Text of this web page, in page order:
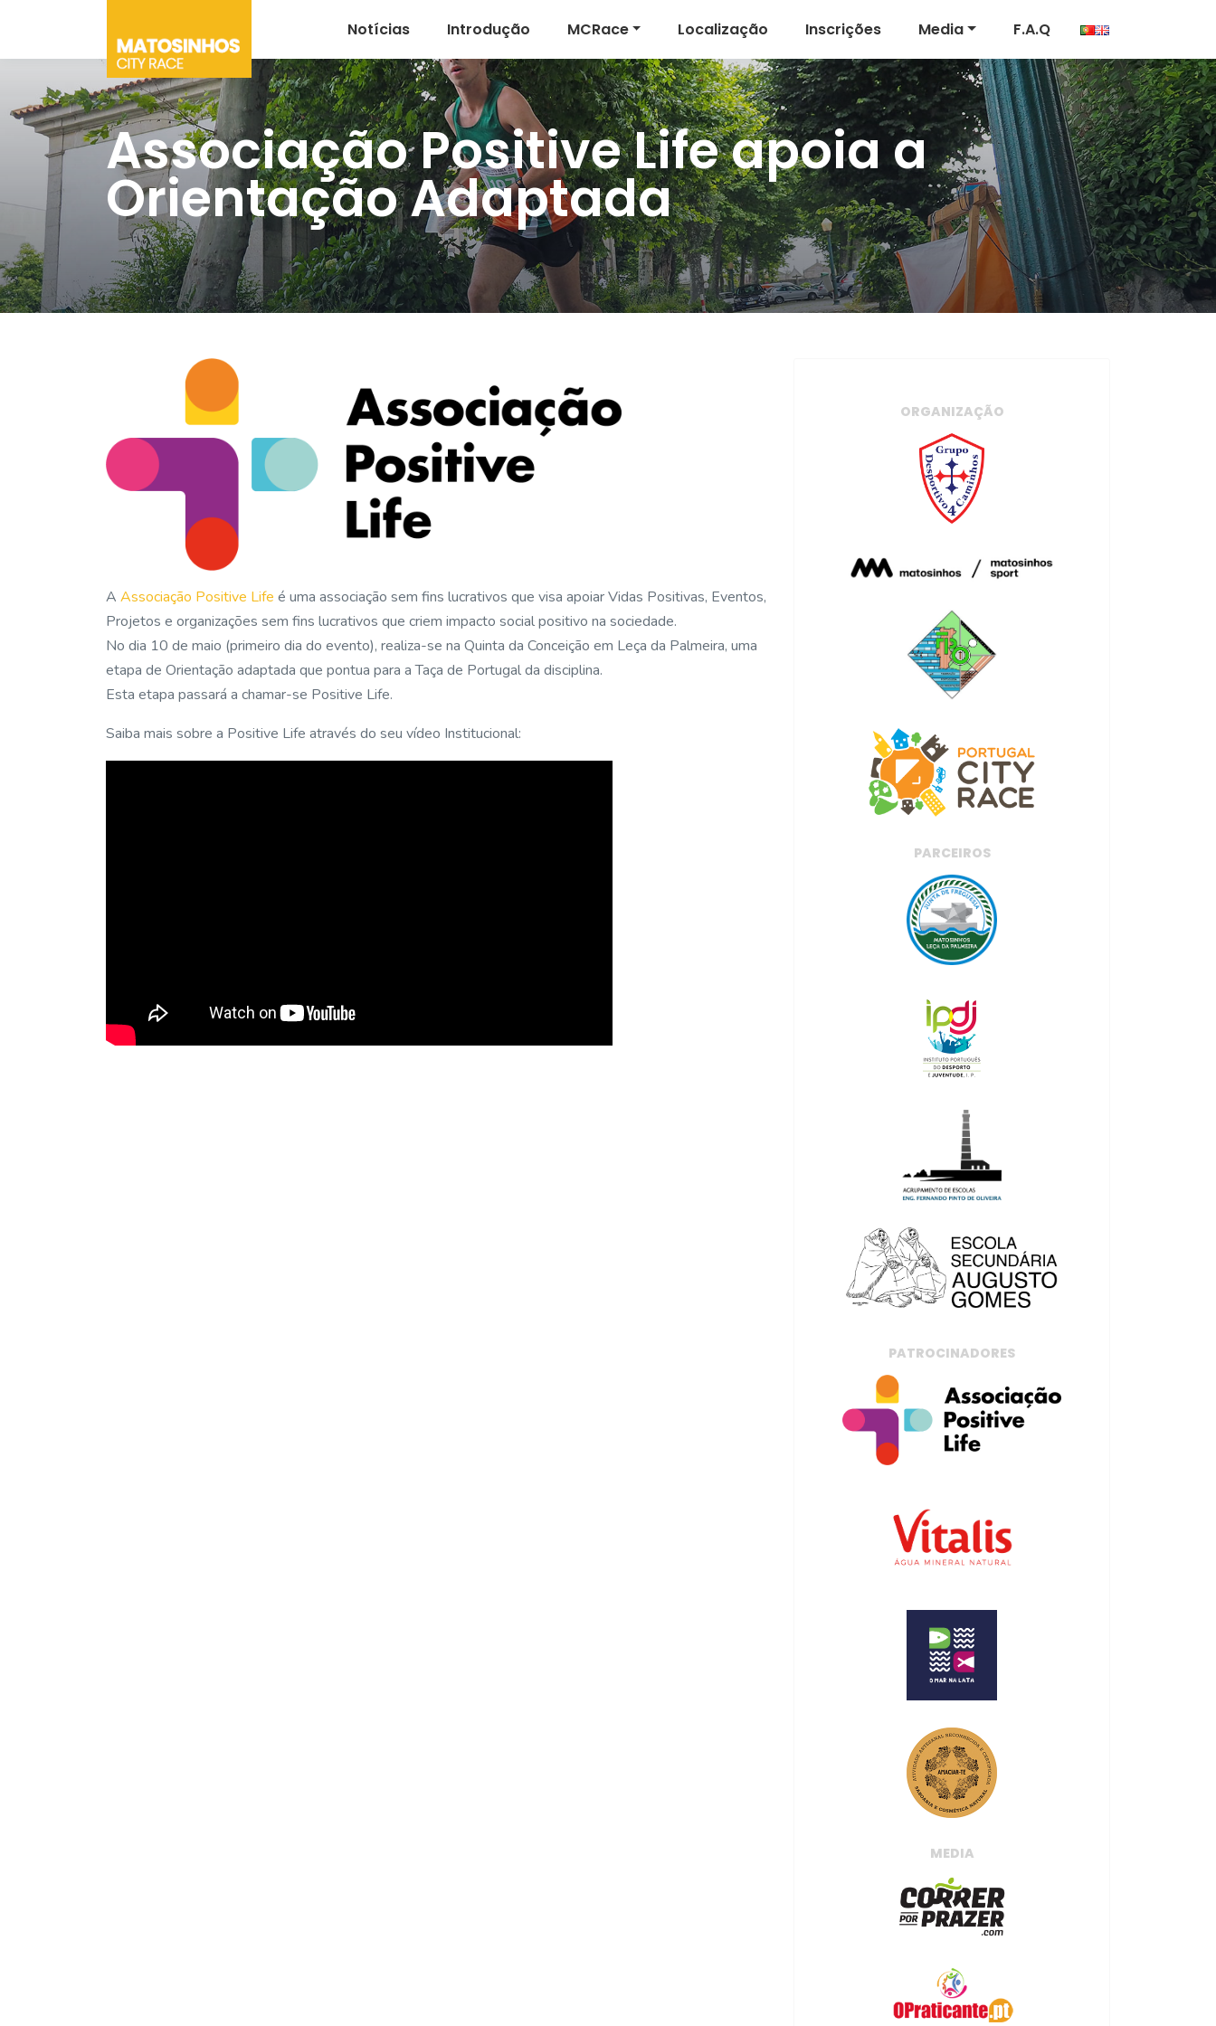
Notícias Introdução MCRace Localização Inscrições Media F.A.Q
Associação Positive Life apoia a
Orientação Adaptada
A Associação Positive Life é uma associação sem fins lucrativos que visa apoiar Vidas Positivas, Eventos,
Projetos e organizações sem fins lucrativos que criem impacto social positivo na sociedade.
No dia 10 de maio (primeiro dia do evento), realiza-se na Quinta da Conceição em Leça da Palmeira, uma
etapa de Orientação adaptada que pontua para a Taça de Portugal da disciplina.
Esta etapa passará a chamar-se Positive Life.
Saiba mais sobre a Positive Life através do seu vídeo Institucional:
ORGANIZAÇÃO
PARCEIROS
PATROCINADORES
MEDIA